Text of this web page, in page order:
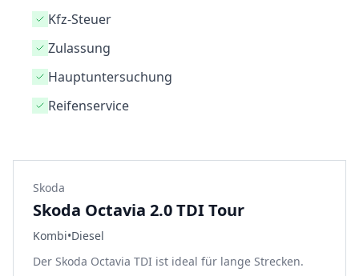
Kfz-Steuer
Zulassung
Hauptuntersuchung
Reifenservice
Skoda
Skoda Octavia 2.0 TDI Tour
Kombi•Diesel
Der Skoda Octavia TDI ist ideal für lange Strecken.